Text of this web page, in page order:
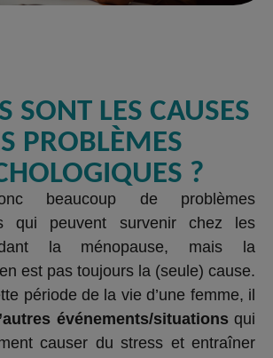
SONT LES CAUSES
PROBLÈMES
?
beaucoup de problèmes
qui peuvent survenir chez les
la ménopause, mais la
est pas toujours la (seule) cause.
période de la vie d’une femme, il
événements/situations qui
causer du stress et entraîner